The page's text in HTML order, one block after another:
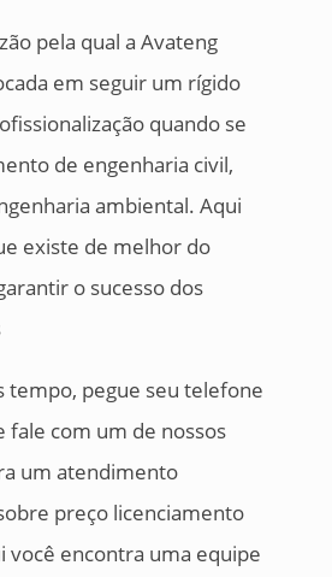
pela qual a Avateng
em seguir um rígido
quando se
de engenharia civil,
ambiental. Aqui
existe de melhor do
o sucesso dos
tempo, pegue seu telefone
fale com um de nossos
um atendimento
preço licenciamento
você encontra uma equipe